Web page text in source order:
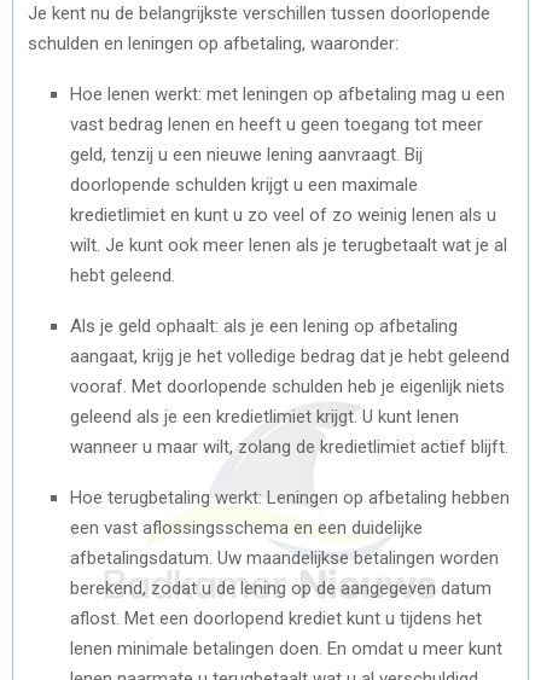
Je kent nu de belangrijkste verschillen tussen doorlopende
schulden en leningen op afbetaling, waaronder:
Hoe lenen werkt: met leningen op afbetaling mag u een
vast bedrag lenen en heeft u geen toegang tot meer
geld, tenzij u een nieuwe lening aanvraagt. Bij
doorlopende schulden krijgt u een maximale
kredietlimiet en kunt u zo veel of zo weinig lenen als u
wilt. Je kunt ook meer lenen als je terugbetaalt wat je al
hebt geleend.
Als je geld ophaalt: als je een lening op afbetaling
aangaat, krijg je het volledige bedrag dat je hebt geleend
vooraf. Met doorlopende schulden heb je eigenlijk niets
geleend als je een kredietlimiet krijgt. U kunt lenen
wanneer u maar wilt, zolang de kredietlimiet actief blijft.
Hoe terugbetaling werkt: Leningen op afbetaling hebben
een vast aflossingsschema en een duidelijke
afbetalingsdatum. Uw maandelijkse betalingen worden
berekend, zodat u de lening op de aangegeven datum
aflost. Met een doorlopend krediet kunt u tijdens het
lenen minimale betalingen doen. En omdat u meer kunt